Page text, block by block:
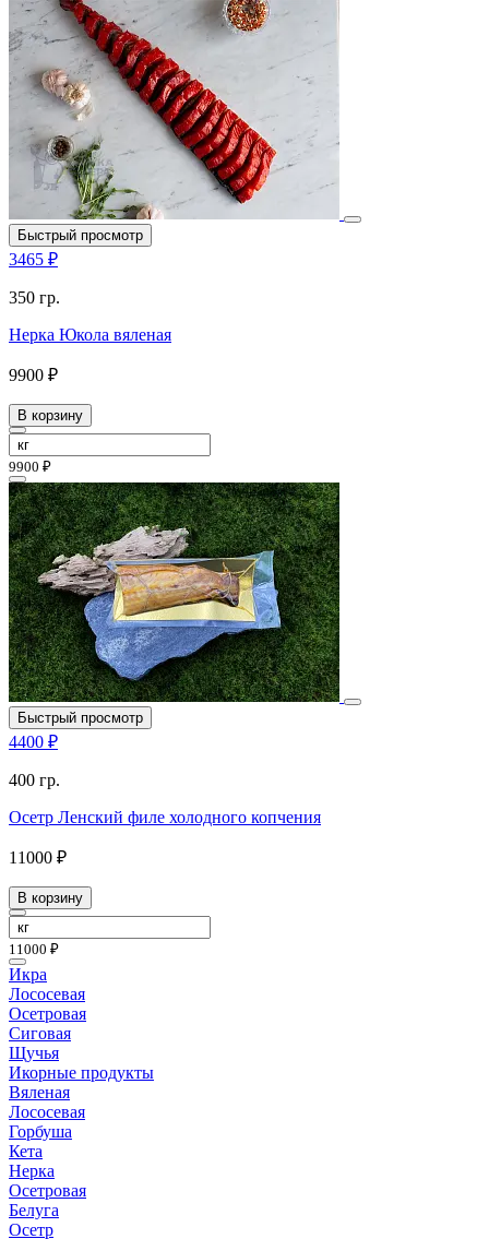
Быстрый просмотр
3465 ₽
350 гр.
Нерка Юкола вяленая
9900 ₽
В корзину
9900 ₽
Быстрый просмотр
4400 ₽
400 гр.
Осетр Ленский филе холодного копчения
11000 ₽
В корзину
11000 ₽
Икра
Лососевая
Осетровая
Сиговая
Щучья
Икорные продукты
Вяленая
Лососевая
Горбуша
Кета
Нерка
Осетровая
Белуга
Осетр